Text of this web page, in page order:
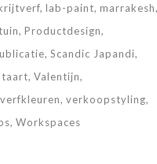
lab-paint marrakesh
Productdesign
Scandic Japandi
taart Valentijn
verfkleuren verkoopstyling
Workspaces